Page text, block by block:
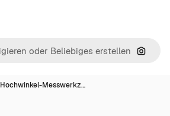
Nach
Hochwinkel-Messwerkz…